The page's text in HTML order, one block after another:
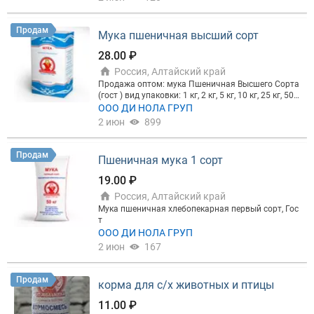
МПС, КДМ, ДБ, АВМ, ВДМ и другие дробилки. Так ж
зированные молотки (молотки специального наз
начения) индивидуально для переработки любог
о вида сырья на любой тип дробилки.
Продам
Мука пшеничная высший сорт
28.00 ₽
Россия, Алтайский край
Продажа оптом: мука Пшеничная Высшего Сорта
(гост ) вид упаковки: 1 кг, 2 кг, 5 кг, 10 кг, 25 кг, 50 к
г. мука Пшеничная Первого Сорта (гост ) вид упа
ковки 25,50 кг. мука Пшеничная Второго Сорта (г
к покупателю. Доставка Железнодорожным и авт
ООО ДИ НОЛА ГРУП
2 июн
899
Продам
Пшеничная мука 1 сорт
19.00 ₽
Россия, Алтайский край
Мука пшеничная хлебопекарная первый сорт, Гос
т
ООО ДИ НОЛА ГРУП
2 июн
167
Продам
корма для с/х животных и птицы
11.00 ₽